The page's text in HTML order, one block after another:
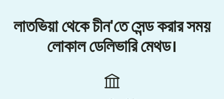
লাতভিয়া থেকে চীন'তে সেন্ড করার সময়
লোকাল ডেলিভারি মেথড।